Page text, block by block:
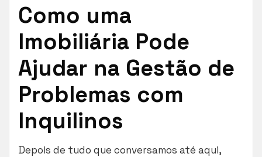
Como uma
Imobiliária Pode
Ajudar na Gestão de
Problemas com
Inquilinos
Depois de tudo que conversamos até aqui,